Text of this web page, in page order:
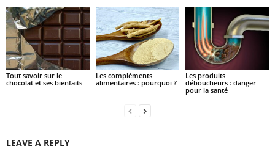
Tout savoir sur le
chocolat et ses bienfaits
Les compléments
alimentaires : pourquoi ?
Les produits
déboucheurs : danger
pour la santé
LEAVE A REPLY